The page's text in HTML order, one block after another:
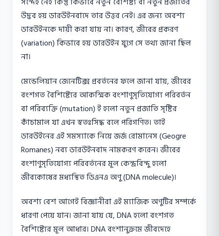
উদ্ভব হয় ডারউইনবাদে তার উত্তর নেই। এর জন্য অবশ্য
ডারউইনকে দায়ী করা যায় না। কারণ, জীবের প্রকরণ
(variation) কিভাবে হয় ডারউইন যুগে সে তথ্য জানা ছিল
না।
মেন্ডেলিয়ান জেনেটিক্স প্রবর্তনের ফলে জানা যায়, জীবের
বংশগত বৈশিষ্ট্যের আকস্মিক বংশাণুসৃতিযােগ্য পরিবর্তন
বা পরিব্যক্তি (mutation) ই হলাে নতুন প্রজাতি সৃষ্টির
কাঁচামাল যা এখন স্বতঃসিদ্ধ বলে পরিগণিত। তাই
ডারউইনের এই সমস্যাকে নিয়ে জর্জ রােমানেস (Geogre
Romanes) নব্য ডারউইনবাদ নামকরণ করেন। জীবের
বংশাণুসৃতিযােগ্য পরিবর্তনের মূল কেন্দ্রবিন্দু হলাে
জীবকোষের মধ্যস্থিত ডিএনএ অণু (DNA molecule)।
অবশ্য বেশ আগেই বিজ্ঞানীরা এই ম্যাজিক অণুটির সম্পর্কে
ধারণা পেয়ে যান। জানা যায় যে, DNA হলাে বংশগত
বৈশিষ্ট্যের মূল আধার। DNA বংশানুক্রমে জীবদেহে